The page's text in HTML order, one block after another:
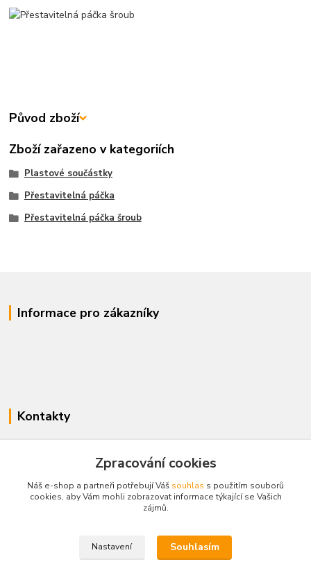
Původ zboží
Zboží zařazeno v kategoriích
Plastové součástky
Přestavitelná páčka
Přestavitelná páčka šroub
Informace pro zákazníky
Kontakty
+420 721 056 406
Po-Pá 09.00-14.00
Zpracování cookies
Náš e-shop a partneři potřebují Váš souhlas s použitím souborů
cookies, aby Vám mohli zobrazovat informace týkající se Vašich
zájmů.
Nastavení Souhlasím